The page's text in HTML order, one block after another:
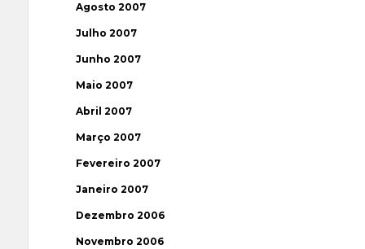
Agosto 2007
Julho 2007
Junho 2007
Maio 2007
Abril 2007
Março 2007
Fevereiro 2007
Janeiro 2007
Dezembro 2006
Novembro 2006